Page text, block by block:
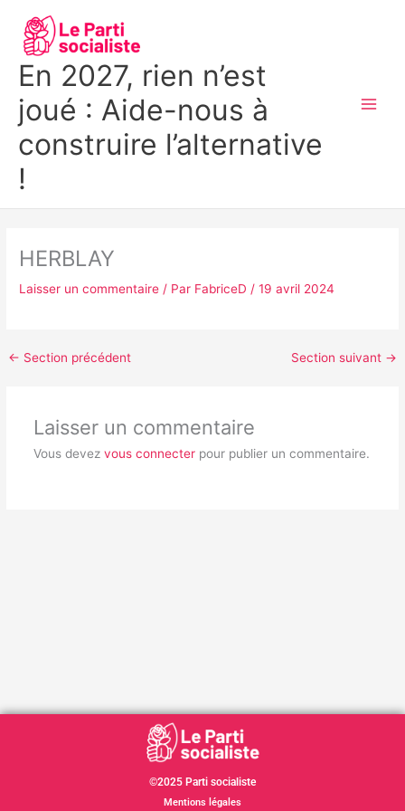
contenu
En 2027, rien n’est
joué : Aide-nous à
construire l’alternative
!
HERBLAY
Laisser un commentaire / Par FabriceD/19 avril 2024
← Section précédent Section suivant →
Laisser un commentaire
Vous devez vous connecterpour publier un commentaire.
©2025 Parti socialiste
Mentions légales